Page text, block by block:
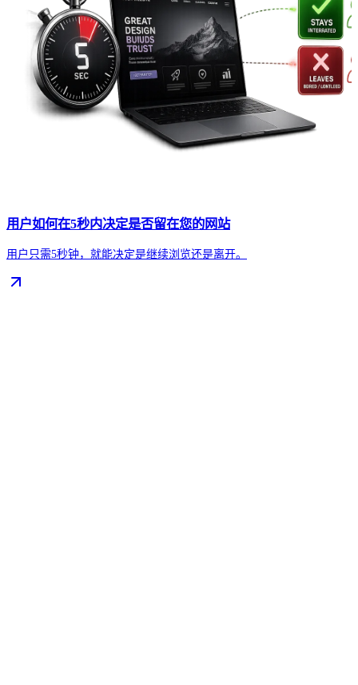
用户如何在5秒内决定是否留在您的网站
用户只需5秒钟，就能决定是继续浏览还是离开。